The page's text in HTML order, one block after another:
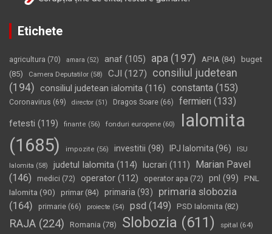
Etichete
agricultura (70) amara (52) anaf (105) apa (197) APIA (84)
buget
(85)
Camera Deputatilor (58) CJI (127)
consiliul judetean
(194) consiliul judetean ialomita (116) constanta (153)
Coronavirus (69) director (51) Dragos Soare (66) fermieri (133)
fetesti (119) finante (56) fonduri europene (60)
Ialomita
(1685)
impozite (56) investitii (98) IPJ Ialomita (96) ISU
Ialomita (58) judetul Ialomita (114) lucrari (111)
Marian Pavel
(146)
medici (72) operator (112) operator apa (72) pnl (99)
PNL
Ialomita (90) primar(84) primaria (93)
primaria slobozia
(164)
primarie (66) proiecte (54) psd (149) PSD Ialomita (82)
RAJA (224) Romania (78) Slobozia (611) spital (64)